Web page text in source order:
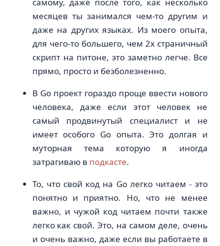
месяцев ты занимался чем-то другим и
даже на других языках. Из моего опыта,
для чего-то большего, чем 2х страничный
скрипт на питоне, это заметно легче. Все
прямо, просто и безболезненно.
В Go проект гораздо проще ввести нового
человека, даже если этот человек не
самый продвинутый специалист и не
имеет особого Go опыта. Это долгая и
муторная тема которую я иногда
затрагиваю в подкасте.
То, что свой код на Go легко читаем - это
понятно и приятно. Но, что не менее
важно, и чужой код читаем почти также
легко как свой. Это, на самом деле, очень
и очень важно, даже если вы работаете в